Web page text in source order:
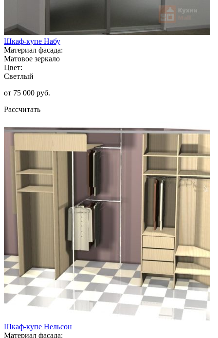
Шкаф-купе Набу
Материал фасада:
Матовое зеркало
Цвет:
Светлый
от 75 000 руб.
Рассчитать
Шкаф-купе Нельсон
Материал фасада: